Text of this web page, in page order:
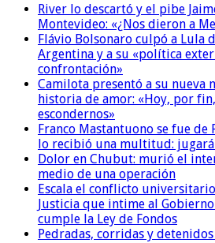
River lo descartó y el pibe
Montevideo: «¿Nos dieron a
Flávio Bolsonaro culpó a Lula
Argentina y a su «política
confrontación»
Camilota presentó a su nueva
historia de amor: «Hoy, por
escondernos»
Franco Mastantuono se fue
lo recibió una multitud:
Dolor en Chubut: murió el
medio de una operación
Escala el conflicto
Justicia que intime al
cumple la Ley de Fondos
Pedradas, corridas y